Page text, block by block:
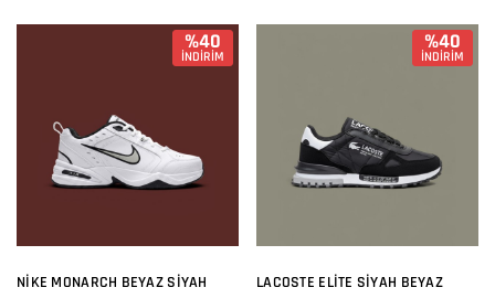
%40
İNDİRİM
NIKE MONARCH BEYAZ SIYAH
%40
İNDİRİM
LACOSTE ELITE SIYAH BEYAZ